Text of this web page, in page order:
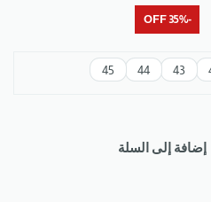
-35% OFF
43
44
45
إضافة إلى السلة